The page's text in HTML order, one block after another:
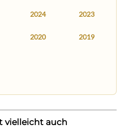
2024 2023
2020 2019
vielleicht auch